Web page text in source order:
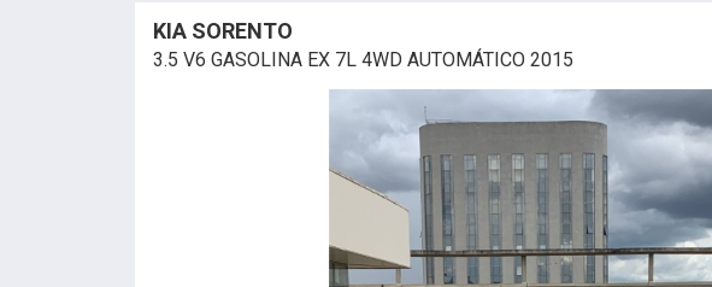
KIA SORENTO
3.5 V6 GASOLINA EX 7L 4WD AUTOMÁTICO 2015